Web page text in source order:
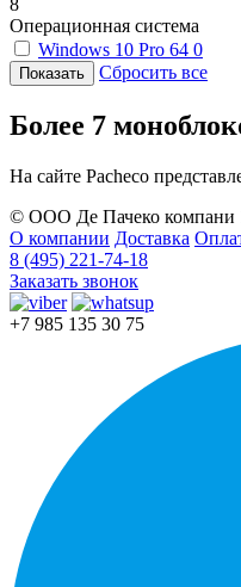
Операционная система
Windows 10 Pro 64 0
Сбросить все
Более 7
На сайте Pacheco
© ООО Де Пачеко компани
О компании Доставка
8 (495) 221-74-18
Заказать звонок
+7 985 135 30 75